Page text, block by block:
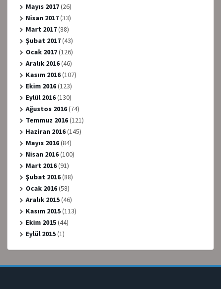
Mayıs 2017(26)
Nisan 2017(33)
Mart 2017(88)
Şubat 2017(43)
Ocak 2017(126)
Aralık 2016(46)
Kasım 2016(107)
Ekim 2016(123)
Eylül 2016(130)
Ağustos 2016(74)
Temmuz 2016(121)
Haziran 2016(145)
Mayıs 2016(84)
Nisan 2016(100)
Mart 2016(91)
Şubat 2016(88)
Ocak 2016(58)
Aralık 2015(46)
Kasım 2015(113)
Ekim 2015(44)
Eylül 2015(1)